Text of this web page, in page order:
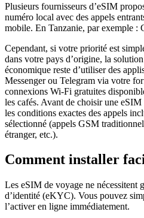
Plusieurs fournisseurs d’eSIM
numéro local avec des appels
mobile. En Tanzanie, par exemple :
Cependant, si votre priorité est
dans votre pays d’origine, la
économique reste d’utiliser des
Messenger ou Telegram via votre
connexions Wi‑Fi gratuites
les cafés. Avant de choisir une
les conditions exactes des appels
sélectionné (appels GSM
étranger, etc.).
Comment installer
Les eSIM de voyage ne nécessitent
d’identité (eKYC). Vous pouvez
l’activer en ligne immédiatement.